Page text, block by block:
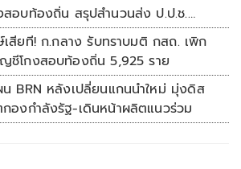
สอบท้องถิ่น สรุปสำนวนส่ง ป.ป.ช.
หน้า
เสียที! ก.กลาง รับทราบมติ กสถ. เพิก
ชีโกงสอบท้องถิ่น 5,925 ราย
น BRN หลังเปลี่ยนแกนนำใหม่ มุ่งดิส
กองกำลังรัฐ-เดินหน้าผลิตแนวร่วม